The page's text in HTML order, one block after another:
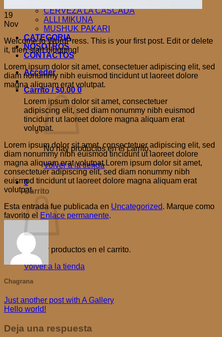
CERVEZA LA CASCADA
ALLI MIKUNA
MUSHUK PAKARI
CATEGORIA
NOSOTROS
CONTACTOS
Acceder
Carrito /$0.00 0
No hay productos en el carrito.
Volver a la tienda
0
Carrito
No hay productos en el carrito.
Volver a la tienda
19
Nov
Welcome to WordPress. This is your first post. Edit or delete
it, then start blogging!
Lorem ipsum dolor sit amet, consectetuer adipiscing elit, sed
diam nonummy nibh euismod tincidunt ut laoreet dolore
magna aliquam erat volutpat.
Lorem ipsum dolor sit amet, consectetuer
adipiscing elit, sed diam nonummy nibh euismod
tincidunt ut laoreet dolore magna aliquam erat
volutpat.
Lorem ipsum dolor sit amet, consectetuer adipiscing elit, sed
diam nonummy nibh euismod tincidunt ut laoreet dolore
magna aliquam erat volutpat.Lorem ipsum dolor sit amet,
consectetuer adipiscing elit, sed diam nonummy nibh
euismod tincidunt ut laoreet dolore magna aliquam erat
volutpat.
Esta entrada fue publicada en Uncategorized. Marque como
favorito el Enlace permanente.
Chagrana
Just another post with A Gallery
Hello world!
Deja una respuesta